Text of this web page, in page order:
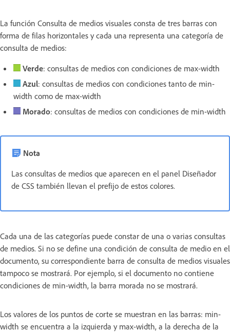
La función Consulta de medios visuales consta de tres barras con
forma de filas horizontales y cada una representa una categoría de
consulta de medios:
Verde: consultas de medios con condiciones de max-width
Azul: consultas de medios con condiciones tanto de min-
width como de max-width
Morado: consultas de medios con condiciones de min-width
Nota
Las consultas de medios que aparecen en el panel Diseñador
de CSS también llevan el prefijo de estos colores.
Cada una de las categorías puede constar de una o varias consultas
de medios. Si no se define una condición de consulta de medio en el
documento, su correspondiente barra de consulta de medios visuales
tampoco se mostrará. Por ejemplo, si el documento no contiene
condiciones de min-width, la barra morada no se mostrará.
Los valores de los puntos de corte se muestran en las barras: min-
width se encuentra a la izquierda y max-width, a la derecha de la